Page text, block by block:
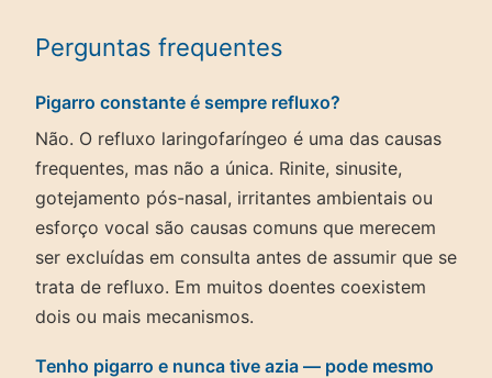
Perguntas frequentes
Pigarro constante é sempre refluxo?
Não. O refluxo laringofaríngeo é uma das causas
frequentes, mas não a única. Rinite, sinusite,
gotejamento pós-nasal, irritantes ambientais ou
esforço vocal são causas comuns que merecem
ser excluídas em consulta antes de assumir que se
trata de refluxo. Em muitos doentes coexistem
dois ou mais mecanismos.
Tenho pigarro e nunca tive azia — pode mesmo